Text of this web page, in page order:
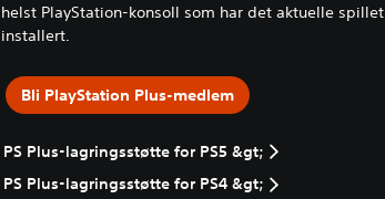
helst PlayStation-konsoll som har det aktuelle spillet
installert.
Bli PlayStation Plus-medlem
PS Plus-lagringsstøtte for PS5 &gt;
PS Plus-lagringsstøtte for PS4 &gt;